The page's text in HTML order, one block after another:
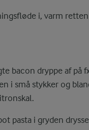
i, varm
bacon dryppe af på
i små stykker og
pasta i gryden